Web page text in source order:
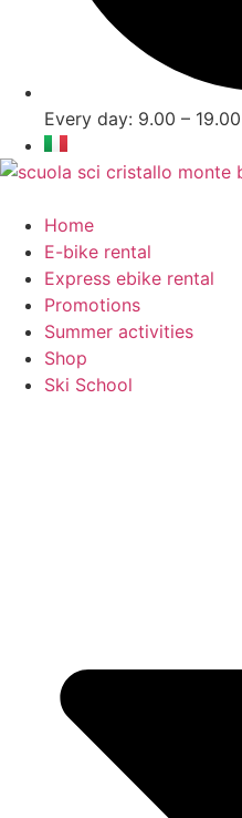
Every day: 9.00 – 19.00
Home
E-bike rental
Express ebike rental
Promotions
Summer activities
Shop
Ski School